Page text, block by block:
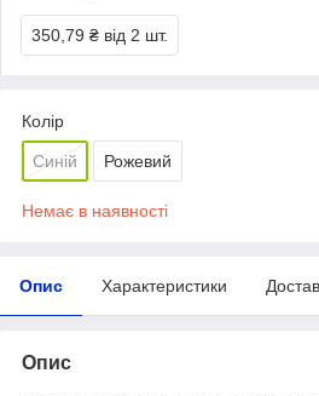
350,79 ₴ від 2 шт.
Колір
Синій Рожевий
Немає в наявності
Опис Характеристики
Опис